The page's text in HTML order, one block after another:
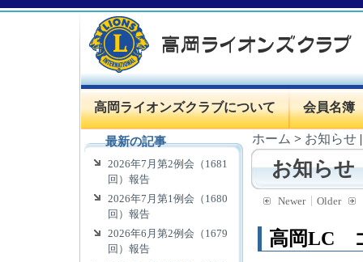
高岡ライオンズクラブについて 会員名簿
ホーム > お知らせ
お知らせ
Newer Older
高岡LC
最新の記事
2026年7月第2例会（1681
回）報告
2026年7月第1例会（1680
回）報告
2026年6月第2例会（1679
回）報告